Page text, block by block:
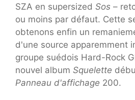
SZA en supersized Sos –
ou moins par défaut. Cette
obtenons enfin un
d'une source apparemment
groupe suédois Hard-Rock
nouvel album Squelette
Panneau d'affichage 200.